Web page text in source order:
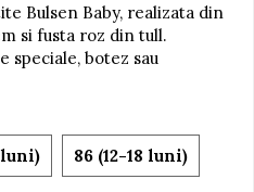
Bulsen Baby, realizata din
si fusta roz din tull.
botez sau
luni) 86 (12-18 luni)